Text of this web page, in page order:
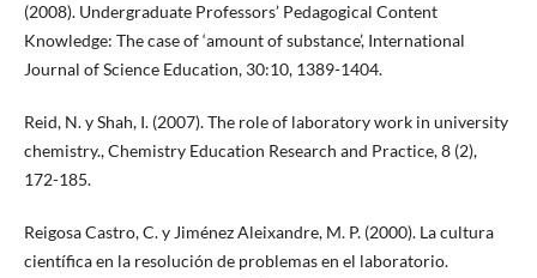
(2008). Undergraduate Professors’ Pedagogical Content
Knowledge: The case of ‘amount of substance’, International
Journal of Science Education, 30:10, 1389-1404.
Reid, N. y Shah, I. (2007). The role of laboratory work in university
chemistry., Chemistry Education Research and Practice, 8 (2),
172-185.
Reigosa Castro, C. y Jiménez Aleixandre, M. P. (2000). La cultura
científica en la resolución de problemas en el laboratorio.